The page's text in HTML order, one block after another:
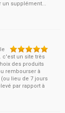
un supplément...
c'est un site très
des produits
rembourser à
lieu de 7 jours
par rapport à